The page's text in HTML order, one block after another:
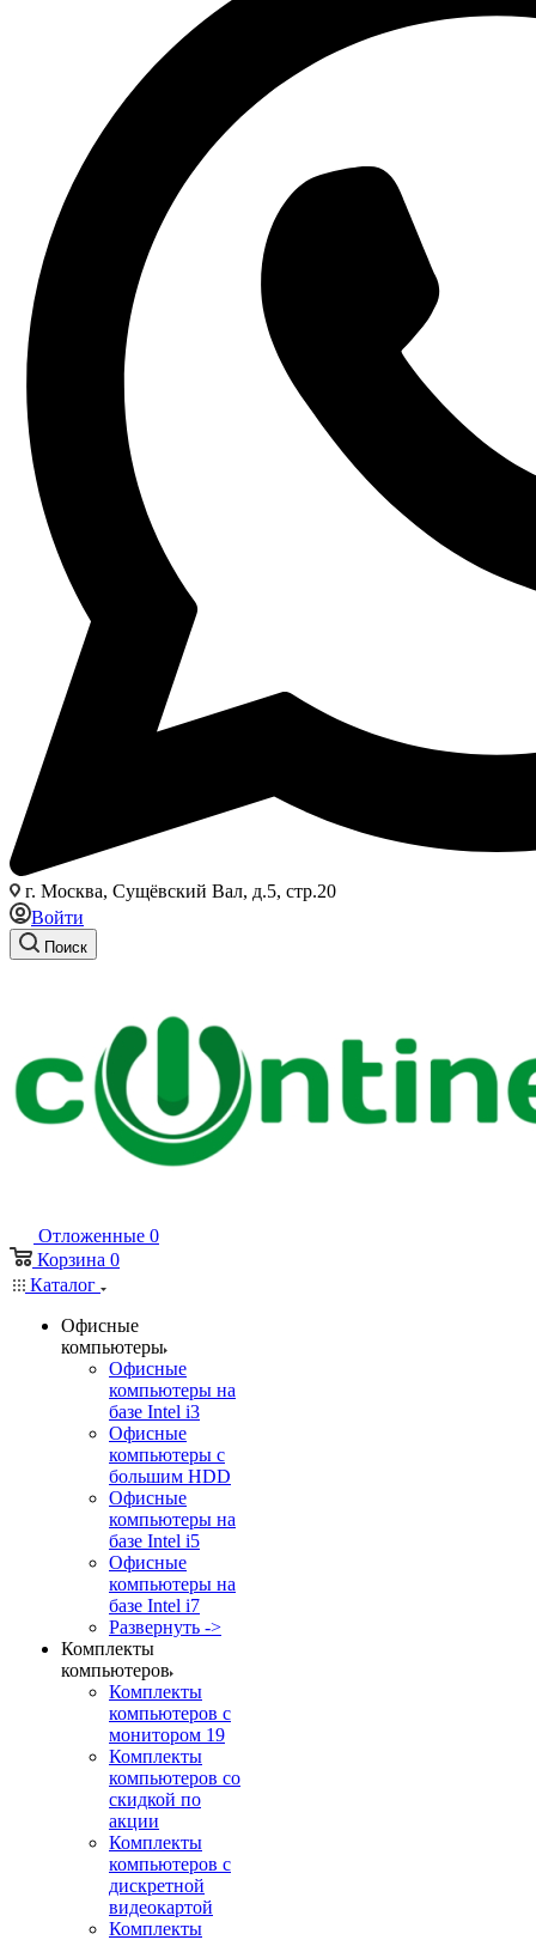
г. Москва, Сущёвский Вал, д.5, стр.20
Войти
Поиск
Отложенные 0
Корзина 0
Каталог
Офисные
компьютеры
Офисные
компьютеры на
базе Intel i3
Офисные
компьютеры с
большим HDD
Офисные
компьютеры на
базе Intel i5
Офисные
компьютеры на
базе Intel i7
Развернуть ->
Комплекты
компьютеров
Комплекты
компьютеров с
монитором 19
Комплекты
компьютеров со
скидкой по
акции
Комплекты
компьютеров с
дискретной
видеокартой
Комплекты